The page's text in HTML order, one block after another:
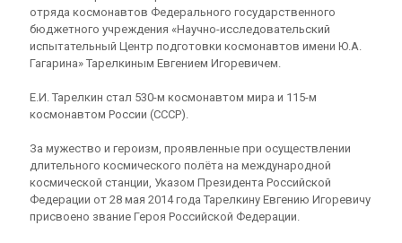
отряда космонавтов Федерального государственного
бюджетного учреждения «Научно-исследовательский
испытательный Центр подготовки космонавтов имени Ю.А.
Гагарина» Тарелкиным Евгением Игоревичем.
Е.И. Тарелкин стал 530-м космонавтом мира и 115-м
космонавтом России (СССР).
За мужество и героизм, проявленные при осуществлении
длительного космического полёта на международной
космической станции, Указом Президента Российской
Федерации от 28 мая 2014 года Тарелкину Евгению Игоревичу
присвоено звание Героя Российской Федерации.